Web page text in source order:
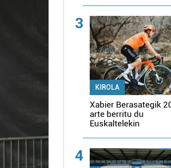
3
KIROLA
Xabier Berasategik
arte berritu du
Euskaltelekin
4